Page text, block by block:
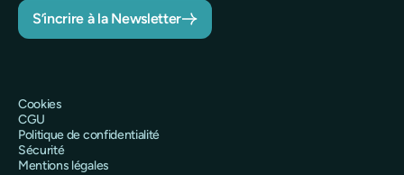
S’incrire à la Newsletter
Cookies
CGU
Politique de confidentialité
Sécurité
Mentions légales